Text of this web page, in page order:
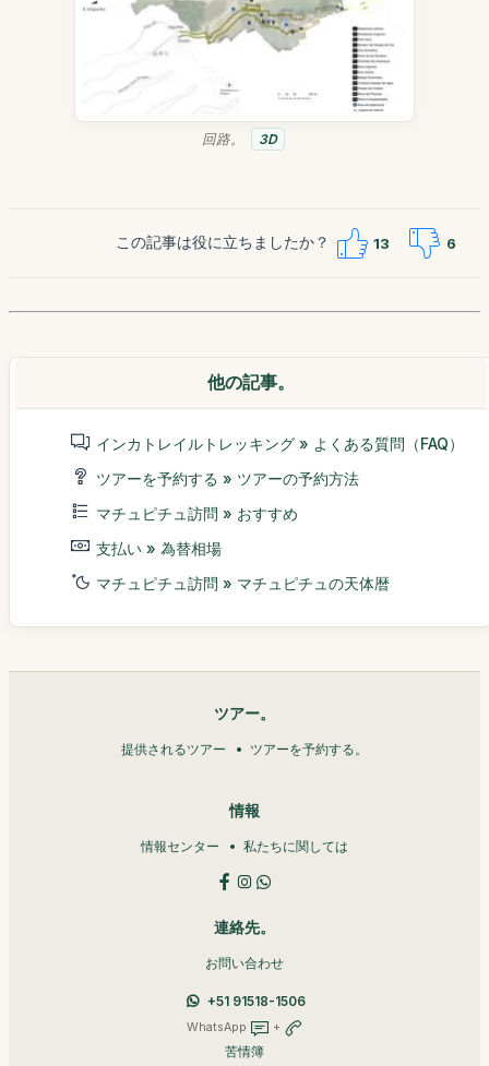
回路。 3D
この記事は役に立ちましたか？ 13 6
他の記事。
インカトレイルトレッキング » よくある質問（FAQ）
ツアーを予約する » ツアーの予約方法
マチュピチュ訪問 » おすすめ
支払い » 為替相場
マチュピチュ訪問 » マチュピチュの天体暦
ツアー。
提供されるツアー ツアーを予約する。
情報
情報センター 私たちに関しては
連絡先。
お問い合わせ
+51 91518-1506
WhatsApp +
苦情簿